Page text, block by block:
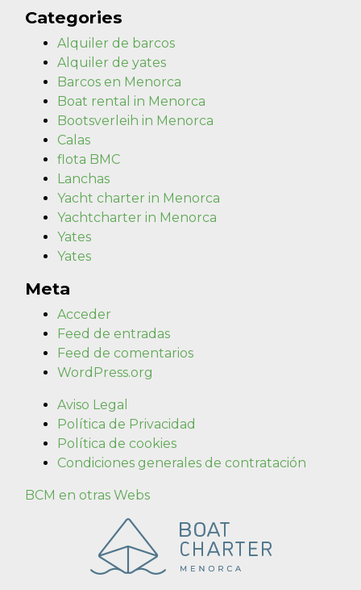
Categories
Alquiler de barcos
Alquiler de yates
Barcos en Menorca
Boat rental in Menorca
Bootsverleih in Menorca
Calas
flota BMC
Lanchas
Yacht charter in Menorca
Yachtcharter in Menorca
Yates
Yates
Meta
Acceder
Feed de entradas
Feed de comentarios
WordPress.org
Aviso Legal
Política de Privacidad
Política de cookies
Condiciones generales de contratación
BCM en otras Webs